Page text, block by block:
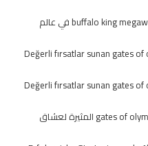
الفرص الذهبية والعائدات الكبيرة مع buffalo king megaways في عالم
Değerli fırsatlar sunan gates
Değerli fırsatlar sunan gates
مغامرات الإثارة والتشويق مع لعبة gates of olympus المثيرة لعشاق